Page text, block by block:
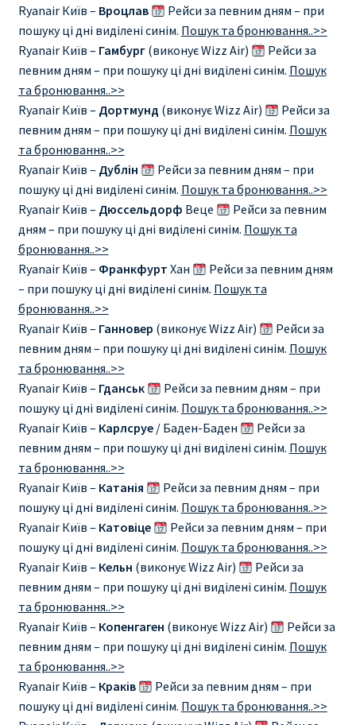
Аликанте
Барселона
БИЛЕТЫ RYANAIR | ПОИСК ЛУЧШЕЙ ЦЕНЫ |
БРОНИРОВАНИЕ
БИЛЕТЫ RYANAIR НА ЗАВТРА КУПИТЬ ОНЛАЙН
ДЕШЕВЫЕ АВИАБИЛЕТЫ В БАРСЕЛОНУ
ДЕШЕВЫЕ АВИАБИЛЕТЫ В БЕРЛИН
ДЕШЕВЫЕ АВИАБИЛЕТЫ В БУХАРЕСТ
ДЕШЕВЫЕ АВИАБИЛЕТЫ В ВАРШАВУ
ДЕШЕВЫЕ АВИАБИЛЕТЫ В ВЕНУ
ДЕШЕВЫЕ АВИАБИЛЕТЫ В ЛОНДОН
ДЕШЕВЫЕ АВИАБИЛЕТЫ В МИЛАН
ДЕШЕВЫЕ АВИАБИЛЕТЫ В ПАРИЖ
ДЕШЕВЫЕ АВИАБИЛЕТЫ НА КИПР
ИНФОРМАЦИЯ ДЛЯ ПАССАЖИРОВ
ВЫБОР И БРОНИРОВАНИЯ МЕСТ В RYANAIR
ЗАДЕРЖКА, ОТМЕНА, ПЕРЕНОС РЕЙСОВ RYANAIR
ИЗМЕНЕНИЕ БРОНИРОВАНИЯ
Ryanair Київ – Вроцлав
Рейси за певним дням – при
пошуку ці дні виділені синім. Пошук та бронювання..>>
Ryanair Київ – Гамбург(виконує Wizz Air)
Рейси за
певним дням – при пошуку ці дні виділені синім. Пошук
та бронювання..>>
Ryanair Київ – Дортмунд (виконує Wizz Air)
Рейси за
певним дням – при пошуку ці дні виділені синім. Пошук
та бронювання..>>
Ryanair Київ – Дублін
Рейси за певним дням – при
пошуку ці дні виділені синім. Пошук та бронювання..>>
Ryanair Київ – Дюссельдорф Веце
Рейси за певним
дням – при пошуку ці дні виділені синім. Пошук та
бронювання..>>
Ryanair Київ – Франкфурт Хан
Рейси за певним дням
– при пошуку ці дні виділені синім. Пошук та
бронювання..>>
Ryanair Київ – Ганновер (виконує Wizz Air)
Рейси за
певним дням – при пошуку ці дні виділені синім. Пошук
та бронювання..>>
Ryanair Київ – Гданськ
Рейси за певним дням – при
пошуку ці дні виділені синім. Пошук та бронювання..>>
Ryanair Київ – Карлсруе/ Баден-Баден
Рейси за
певним дням – при пошуку ці дні виділені синім. Пошук
та бронювання..>>
Ryanair Київ – Катанія
Рейси за певним дням – при
пошуку ці дні виділені синім. Пошук та бронювання..>>
Ryanair Київ – Катовіце
Рейси за певним дням – при
пошуку ці дні виділені синім. Пошук та бронювання..>>
Ryanair Київ – Кельн (виконує Wizz Air)
Рейси за
певним дням – при пошуку ці дні виділені синім. Пошук
та бронювання..>>
Ryanair Київ – Копенгаген (виконує Wizz Air)
Рейси за
певним дням – при пошуку ці дні виділені синім. Пошук
та бронювання..>>
Ryanair Київ – Краків
Рейси за певним дням – при
пошуку ці дні виділені синім. Пошук та бронювання..>>